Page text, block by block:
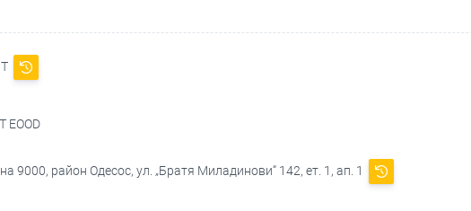
EOOD
9000, район Одесос, ул. „Братя Миладинови“ 142, ет. 1, ап. 1